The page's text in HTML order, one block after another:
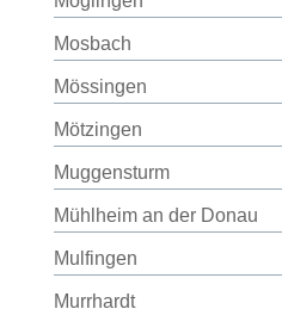
Mosbach
Mössingen
Mötzingen
Muggensturm
Mühlheim an der Donau
Mulfingen
Murrhardt